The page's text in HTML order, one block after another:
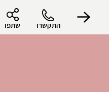
התקשרו שתפו